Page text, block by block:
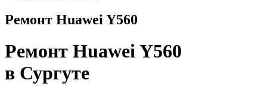
Ремонт Huawei Y560
Ремонт Huawei Y560
в Сургуте